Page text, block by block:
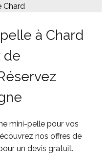
Chard
à Chard
de
mini-pelle pour vos
nos offres de
un devis gratuit.